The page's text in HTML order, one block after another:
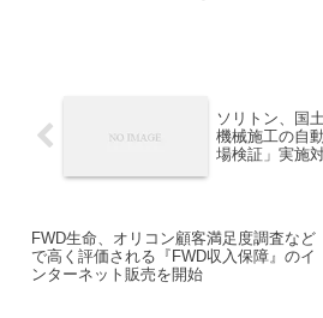
ソリトン、国
機械施工の自
場検証」実施
FWD生命、オリコン顧客満足度調査など
で高く評価される『FWD収入保障』のイ
ンターネット販売を開始